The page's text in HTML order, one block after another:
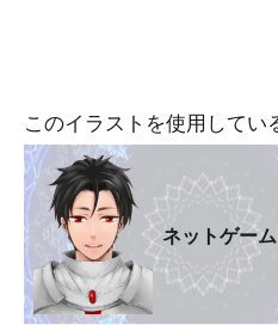
このイラストを使用してい
ネットゲーム